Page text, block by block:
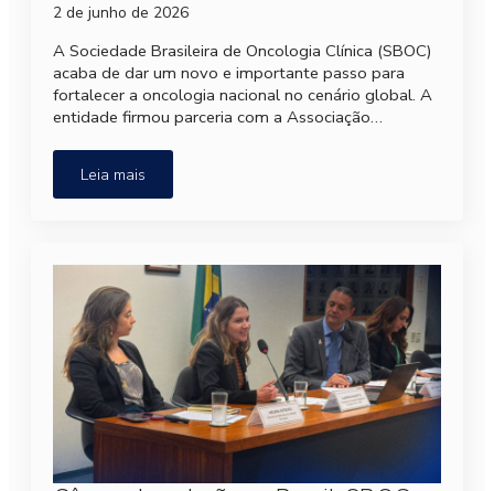
2 de junho de 2026
A Sociedade Brasileira de Oncologia Clínica (SBOC)
acaba de dar um novo e importante passo para
fortalecer a oncologia nacional no cenário global. A
entidade firmou parceria com a Associação…
Leia mais